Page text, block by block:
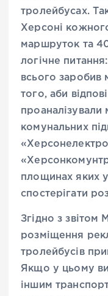
тролейбусах.
Херсоні
маршруток та
логічне
всього заробив
того, аби
проаналізували
комунальних
площинах яких
спостерігати
Згідно з звітом
розміщення
тролейбусів
Якщо у цьому
іншим